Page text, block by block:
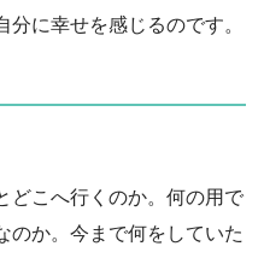
に幸せを感じるのです。
どこへ行くのか。何の用で
のか。今まで何をしていた